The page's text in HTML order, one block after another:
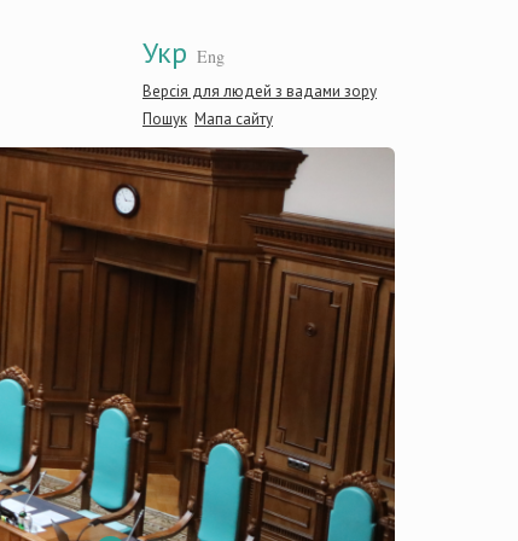
Укр Eng
Версія для людей з вадами зору
Пошук Мапа сайту
України